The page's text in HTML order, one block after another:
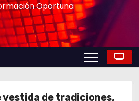
Oportuna
vestida de tradiciones,